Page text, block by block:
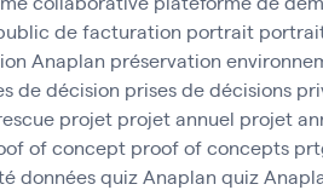
de facturation portrait
Anaplan préservation
de décision prises de décisions
projet projet annuel projet
of concept proof of concepts
donnéesquiz Anaplan quiz